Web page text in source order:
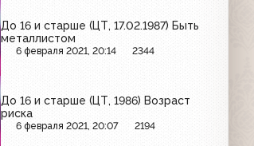
До 16 и старше (ЦТ, 17.02.1987) Быть
металлистом
6 февраля 2021, 20:14 2344
До 16 и старше (ЦТ, 1986) Возраст
риска
6 февраля 2021, 20:07 2194